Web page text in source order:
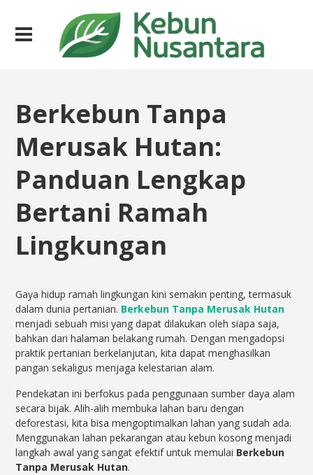
Berkebun Tanpa
Merusak Hutan:
Panduan Lengkap
Bertani Ramah
Lingkungan
Gaya hidup ramah lingkungan kini semakin penting, termasuk
dalam dunia pertanian. Berkebun Tanpa Merusak Hutan
menjadi sebuah misi yang dapat dilakukan oleh siapa saja,
bahkan dari halaman belakang rumah. Dengan mengadopsi
praktik pertanian berkelanjutan, kita dapat menghasilkan
pangan sekaligus menjaga kelestarian alam.
Pendekatan ini berfokus pada penggunaan sumber daya alam
secara bijak. Alih-alih membuka lahan baru dengan
deforestasi, kita bisa mengoptimalkan lahan yang sudah ada.
Menggunakan lahan pekarangan atau kebun kosong menjadi
langkah awal yang sangat efektif untuk memulai Berkebun
Tanpa Merusak Hutan.